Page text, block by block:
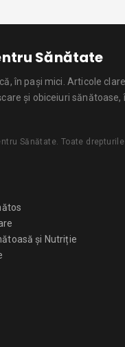
Sănătate
în pași mici. Articole
și obiceiuri sănătoase,
Sănătate. Toate
și Nutriție